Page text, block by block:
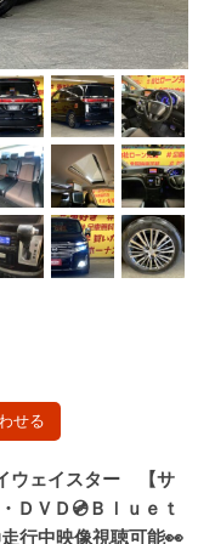
せる
ウェイスター 【サ
ＤＶＤ💿Ｂｌｕｅｔ
行中映像視聴可能👀